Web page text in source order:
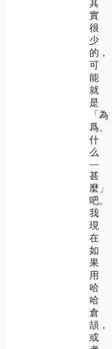
其
實
很
少
的，
可
能
就
是
「為
爲、
什
么
―
甚
麼」
吧。
我
現
在
如
果
用
哈
哈
倉
頡，
或